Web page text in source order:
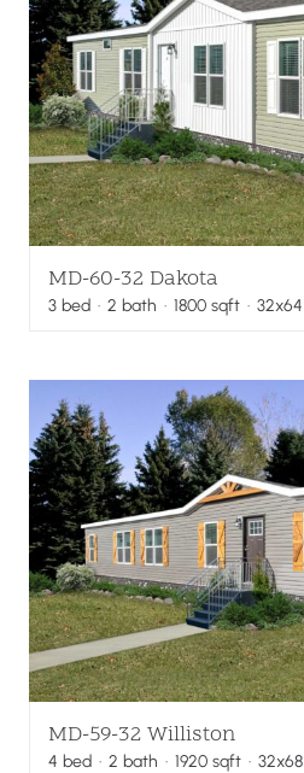
MD-60-32 Dakota
3 bed · 2 bath · 1800 sqft· 32x64
MD-59-32 Williston
4 bed · 2 bath · 1920 sqft· 32x68